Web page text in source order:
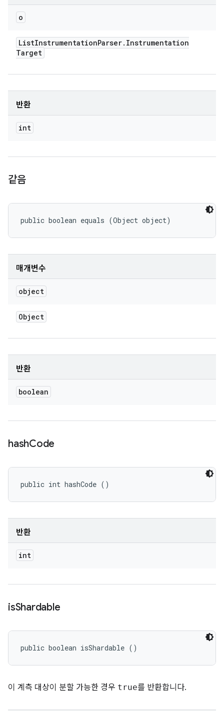
o
ListInstrumentationParser. Instrumentation
Target
반환
int
같음
public boolean equals (Object object)
매개변수
object
Object
반환
boolean
hashCode
public int hashCode ()
반환
int
isShardable
public boolean isShardable ()
이 계측 대상이 분할 가능한 경우 true를 반환합니다.